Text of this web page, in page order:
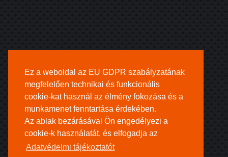
Ez a weboldal az EU GDPR szabályzatának
megfelelően technikai és funkcionális
cookie-kat használ az élmény fokozása és a
munkamenet fenntartása érdekében.
Az ablak bezárásával Ön engedélyezi a
cookie-k használatát, és elfogadja az
Adatvédelmi tájékoztatót